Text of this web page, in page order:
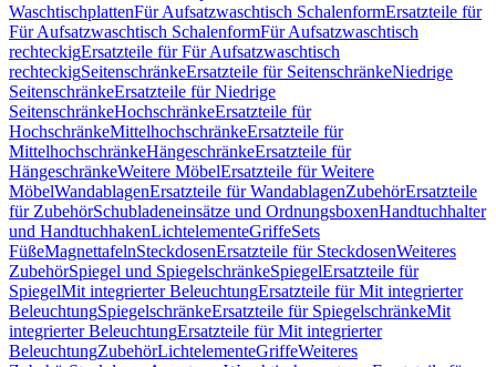
WaschtischplattenFür Aufsatzwaschtisch SchalenformErsatzteile für
Für Aufsatzwaschtisch SchalenformFür Aufsatzwaschtisch
rechteckigErsatzteile für Für Aufsatzwaschtisch
rechteckigSeitenschränkeErsatzteile für SeitenschränkeNiedrige
SeitenschränkeErsatzteile für Niedrige
SeitenschränkeHochschränkeErsatzteile für
HochschränkeMittelhochschränkeErsatzteile für
MittelhochschränkeHängeschränkeErsatzteile für
HängeschränkeWeitere MöbelErsatzteile für Weitere
MöbelWandablagenErsatzteile für WandablagenZubehörErsatzteile
für ZubehörSchubladeneinsätze und OrdnungsboxenHandtuchhalter
und HandtuchhakenLichtelementeGriffeSets
FüßeMagnettafelnSteckdosenErsatzteile für SteckdosenWeiteres
ZubehörSpiegel und SpiegelschränkeSpiegelErsatzteile für
SpiegelMit integrierter BeleuchtungErsatzteile für Mit integrierter
BeleuchtungSpiegelschränkeErsatzteile für SpiegelschränkeMit
integrierter BeleuchtungErsatzteile für Mit integrierter
BeleuchtungZubehörLichtelementeGriffeWeiteres